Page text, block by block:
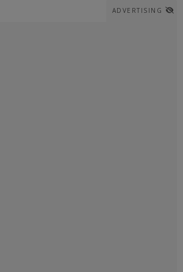
ADVERTISING